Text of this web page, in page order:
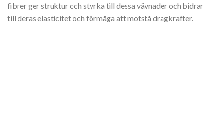
fibrer ger struktur och styrka till dessa vävnader och bidrar
till deras elasticitet och förmåga att motstå dragkrafter.